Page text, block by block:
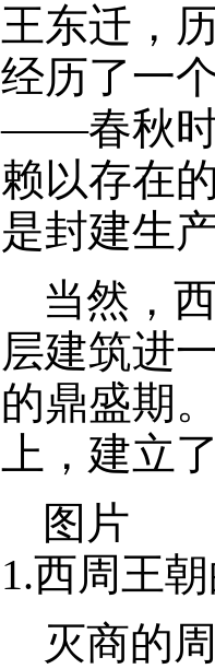
王东迁，
经历了一
——春秋时
赖以存在
是封建生
当然，
层建筑进
的鼎盛期
上，建立
图片
1.西周王
灭商的